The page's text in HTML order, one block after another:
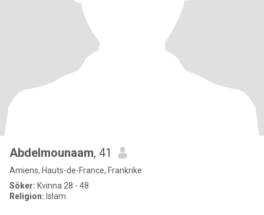
Abdelmounaam, 41
Amiens, Hauts-de-France, Frankrike
Söker: Kvinna 28 - 48
Religion: Islam